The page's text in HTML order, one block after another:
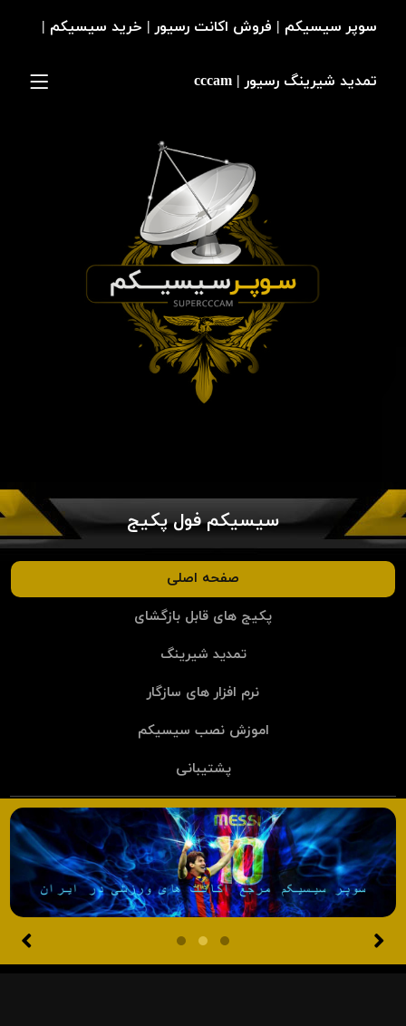
سیسیکم فول پکیج
صفحه اصلی
پکیج های قابل بازگشای
تمدید شیرینگ
نرم افزار های سازگار
اموزش نصب سیسیکم
پشتیبانی
سوپر سیسیکم | فروش اکانت رسیور | خرید سیسیکم |
تمدید شیرینگ رسیور | cccam